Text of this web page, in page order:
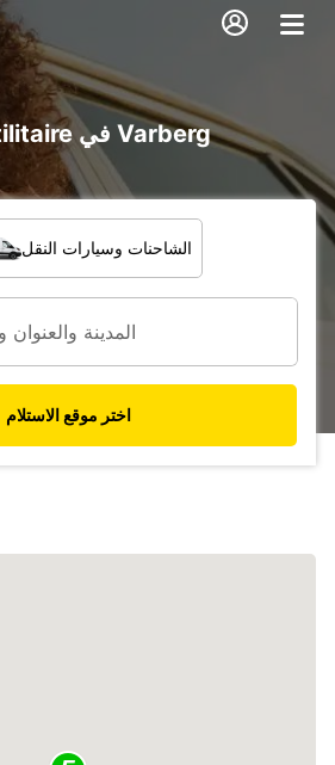
تأجير voiture و utilitaire في Varberg
الشاحنات وسيارات النقل
اختر موقع الاستلام